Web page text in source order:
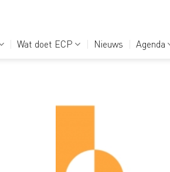
Wat doet ECP Nieuws Agenda